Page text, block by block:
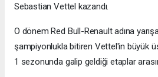
Sebastian Vettel kazandı.
O dönem Red Bull-Renault adına
şampiyonlukla bitiren Vettel'in büyük
1 sezonunda galip geldiği etaplar